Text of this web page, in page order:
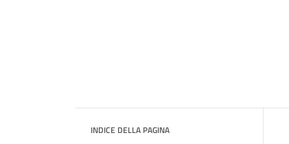
INDICE DELLA PAGINA